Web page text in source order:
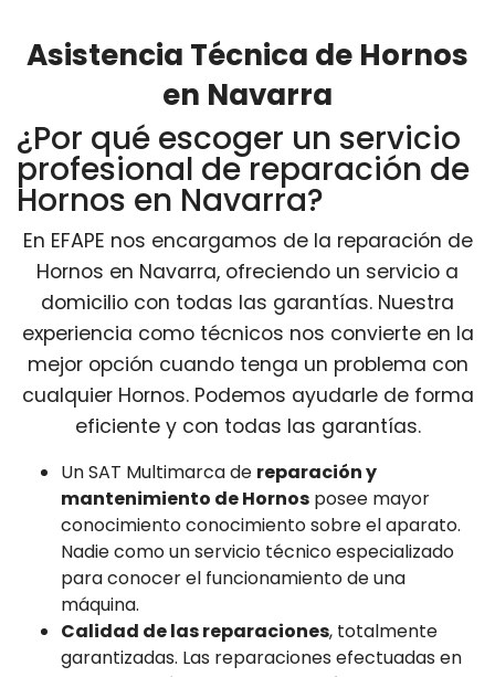
Asistencia Técnica de Hornos
en Navarra
¿Por qué escoger un servicio
profesional de reparación de
Hornos en Navarra?
En EFAPE nos encargamos de la reparación de
Hornos en Navarra, ofreciendo un servicio a
domicilio con todas las garantías. Nuestra
experiencia como técnicos nos convierte en la
mejor opción cuando tenga un problema con
cualquier Hornos. Podemos ayudarle de forma
eficiente y con todas las garantías.
Un SAT Multimarca de reparación y
mantenimiento de Hornos posee mayor
conocimiento conocimiento sobre el aparato.
Nadie como un servicio técnico especializado
para conocer el funcionamiento de una
máquina.
Calidad de las reparaciones, totalmente
garantizadas. Las reparaciones efectuadas en